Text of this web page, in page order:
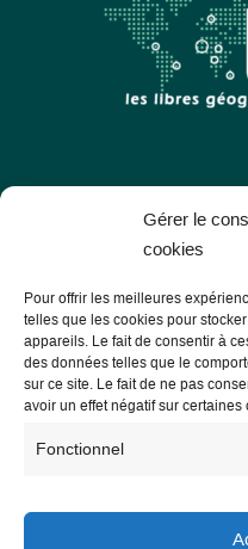
Gérer le
cookies
Pour offrir les meilleures
telles que les cookies pour
appareils. Le fait de consentir à
des données telles que le
sur ce site. Le fait de ne pas
avoir un effet négatif sur
Fonctionnel
Les Libres
56000 Vannes
— Nous contacter